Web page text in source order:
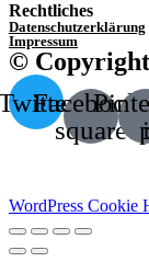
Rechtliches
Datenschutzerklärung
Impressum
©
Facebook-
square
WordPress Cookie